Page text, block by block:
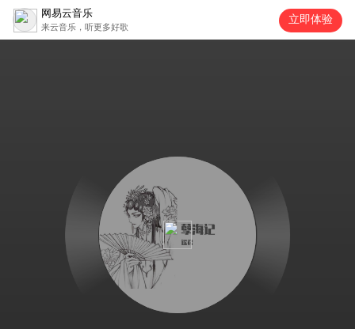
网易云音乐
来云音乐，听更多好歌
立即体验